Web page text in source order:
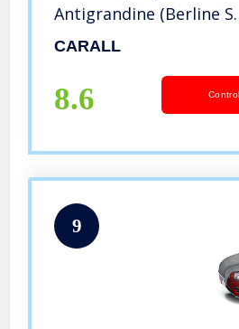
Antigrandine (Berline S
400X160X120cm)
CARALL
8.6
9